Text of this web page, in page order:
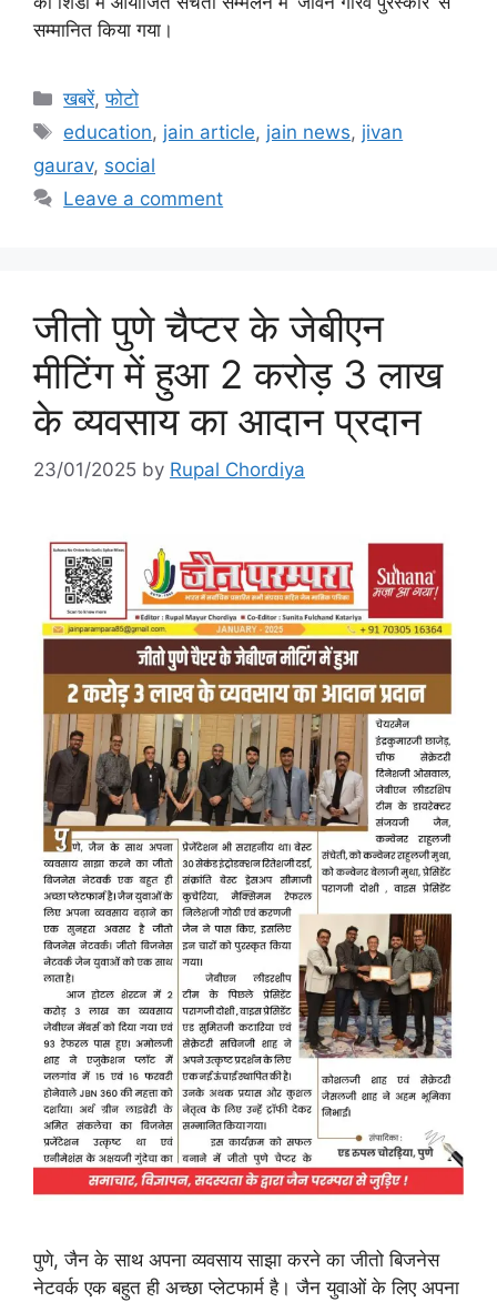
सम्मानित किया गया।
Categories
खबरें,फोटो
Tags
education, jain article, jain news, jivan
gaurav, social
Leave a comment
जीतो पुणे चैप्टर के जेबीएन
मीटिंग में हुआ 2 करोड़ 3 लाख
के व्यवसाय का आदान प्रदान
23/01/2025 by Rupal Chordiya
पुणे, जैन के साथ अपना व्यवसाय साझा करने का जीतो बिजनेस
नेटवर्क एक बहुत ही अच्छा प्लेटफार्म है। जैन युवाओं के लिए अपना